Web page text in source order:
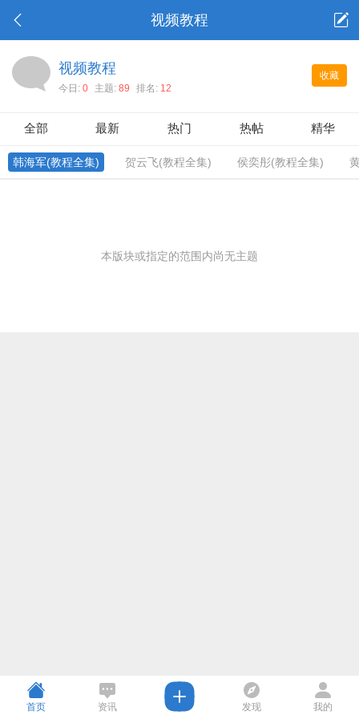
视频教程
收藏
视频教程
今日: 0 主题: 89 排名: 12
全部 最新 热门 热帖 精华
韩海军(教程全集) 贺云飞(教程全集) 侯奕彤(教程全集)
本版块或指定的范围内尚无主题
首页 资讯 发现 我的